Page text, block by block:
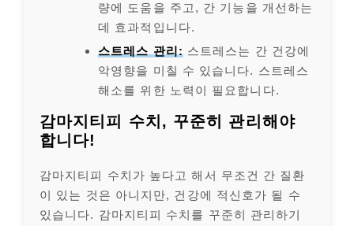
량에 도움을 주고, 간 기능을 개선하는
데 효과적입니다.
스트레스 관리:스트레스는 간 건강에
악영향을 미칠 수 있습니다. 스트레스
해소를 위한 노력이 필요합니다.
감마지티피 수치, 꾸준히 관리해야
합니다!
감마지티피 수치가 높다고 해서 무조건 간 질환
이 있는 것은 아니지만, 건강에 적신호가 될 수
있습니다. 감마지티피 수치를 꾸준히 관리하기